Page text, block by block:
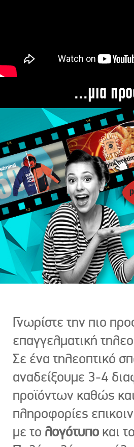
...μια
Γνωρίστε την πιο
επαγγελματική
Σε ένα τηλεοπτικό
αναδείξουμε 3-4
προϊόντων καθώς
πληροφορίες
με το λογότυπο και